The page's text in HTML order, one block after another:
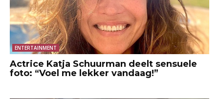
ENTERTAINMENT
Actrice Katja Schuurman deelt sensuele
foto: “Voel me lekker vandaag!”